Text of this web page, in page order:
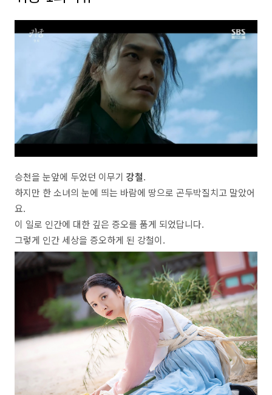
승천을 눈앞에 두었던 이무기 강철.
하지만 한 소녀의 눈에 띄는 바람에 땅으로 곤두박질치고 말았어
요.
이 일로 인간에 대한 깊은 증오를 품게 되었답니다.
그렇게 인간 세상을 증오하게 된 강철이.